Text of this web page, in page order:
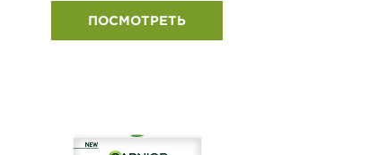
ПОСМОТРЕТЬ